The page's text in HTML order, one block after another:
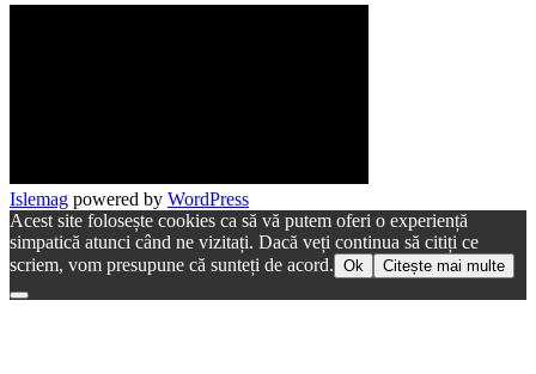
Islemag powered by WordPress
Acest site folosește cookies ca să vă putem oferi o experiență
simpatică atunci când ne vizitați. Dacă veți continua să citiți ce
scriem, vom presupune că sunteți de acord. Ok Citește mai multe